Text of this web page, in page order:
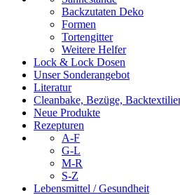
Backzutaten Deko
Formen
Tortengitter
Weitere Helfer
Lock & Lock Dosen
Unser Sonderangebot
Literatur
Cleanbake, Bezüge,
Neue Produkte
Rezepturen
A-F
G-L
M-R
S-Z
Lebensmittel / Gesundheit